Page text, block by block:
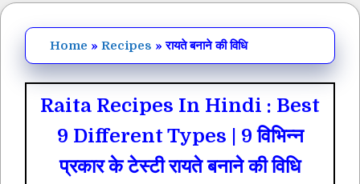
Home » Recipes »रायते बनाने की विधि
Raita Recipes In Hindi : Best
9 Different Types | 9 विभिन्न
प्रकार के टेस्टी रायते बनाने की विधि